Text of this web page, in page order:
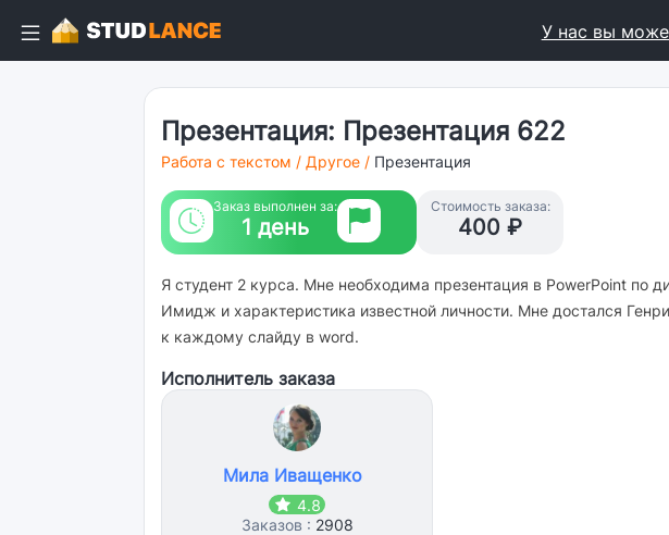
У нас вы
Презентация: Презентация 622
Работа с текстом / Другое / Презентация
Заказ выполнен за:
1 день
Стоимость заказа:
400 ₽
Я студент 2 курса. Мне необходима презентация в PowerPoint
Имидж и характеристика известной личности. Мне достался
к каждому слайду в word.
Исполнитель заказа
Мила Иващенко
4.8
Заказов : 2908